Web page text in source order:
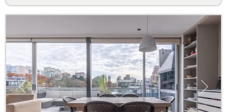
Previous Next